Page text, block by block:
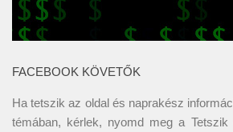
FACEBOOK KÖVETŐK
Ha tetszik az oldal és naprakész
témában, kérlek, nyomd meg a